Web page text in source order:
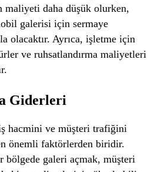
maliyeti daha düşük olurken,
galerisi için sermaye
olacaktır. Ayrıca, işletme için
ve ruhsatlandırma maliyetleri
Giderleri
hacmini ve müşteri trafiğini
önemli faktörlerden biridir.
bölgede galeri açmak, müşteri